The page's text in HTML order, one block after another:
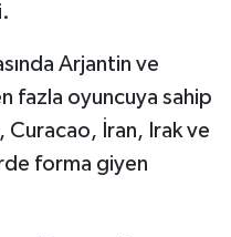
Arjantin ve
fazla oyuncuya sahip
Curacao, İran, Irak ve
forma giyen